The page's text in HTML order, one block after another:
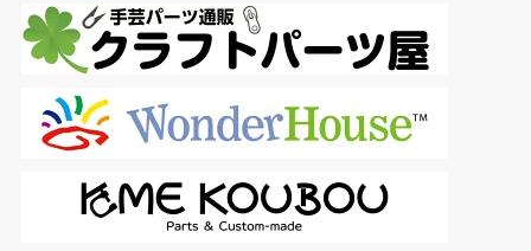
【PDFダウンロード付き】30分からできるレザークラフト入門
はじめての手づくり革小物
只今、カスタマーの評価を取得しています。
(2025年10月28日 11:55 GMT +09:00 時点 -
Amazon.co.jpで買う